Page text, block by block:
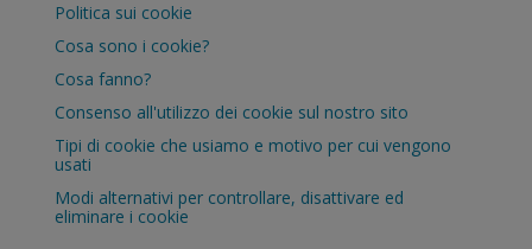
Politica sui cookie
Cosa sono i cookie?
Cosa fanno?
Consenso all'utilizzo dei cookie sul nostro sito
Tipi di cookie che usiamo e motivo per cui vengono
usati
Modi alternativi per controllare, disattivare ed
eliminare i cookie